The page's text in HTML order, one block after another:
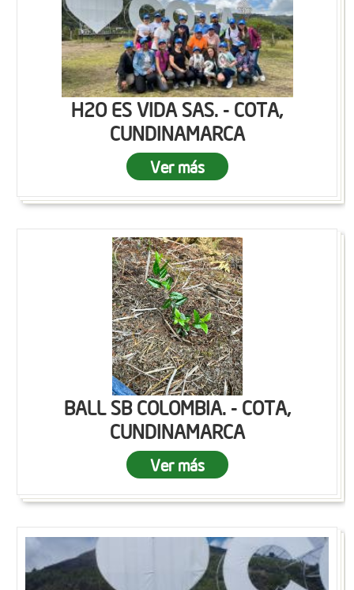
H2O ES VIDA SAS. - COTA,
CUNDINAMARCA
Ver más
BALL SB COLOMBIA. - COTA,
CUNDINAMARCA
Ver más